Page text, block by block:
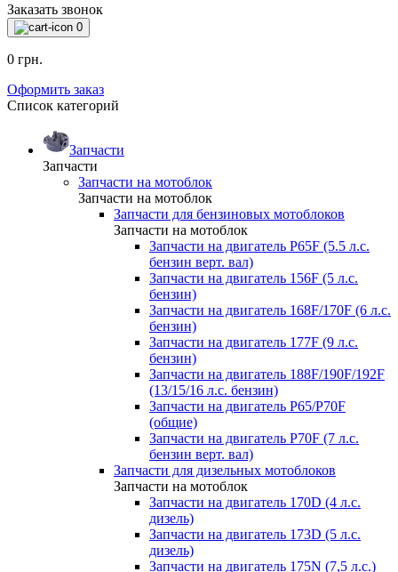
Заказать звонок
0
0 грн.
Оформить заказ
Список категорий
Запчасти
Запчасти
Запчасти на мотоблок
Запчасти на мотоблок
Запчасти для бензиновых мотоблоков
Запчасти на мотоблок
Запчасти на двигатель P65F (5.5 л.с.
бензин верт. вал)
Запчасти на двигатель 156F (5 л.с.
бензин)
Запчасти на двигатель 168F/170F (6 л.с.
бензин)
Запчасти на двигатель 177F (9 л.с.
бензин)
Запчасти на двигатель 188F/190F/192F
(13/15/16 л.с. бензин)
Запчасти на двигатель P65/P70F
(общие)
Запчасти на двигатель P70F (7 л.с.
бензин верт. вал)
Запчасти для дизельных мотоблоков
Запчасти на мотоблок
Запчасти на двигатель 170D (4 л.с.
дизель)
Запчасти на двигатель 173D (5 л.с.
дизель)
Запчасти на двигатель 175N (7,5 л.с.)